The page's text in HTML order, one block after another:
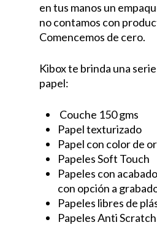
en tus manos un
no contamos con
Comencemos de cero.
Kibox te brinda una
papel:
Couche 150 gms
Papel texturizado
Papel con color de
Papeles Soft Touch
Papeles con
con opción a
Papeles libres de
Papeles Anti Scratch